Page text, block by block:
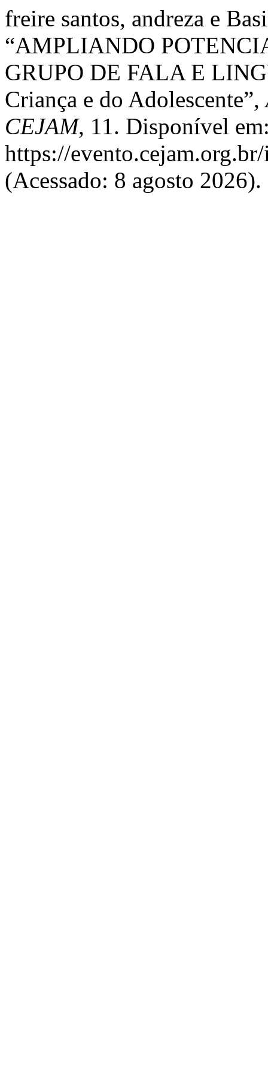
freire santos, andreza e
“AMPLIANDO
GRUPO DE FALA E
Criança e do Adolescente”,
CEJAM, 11. Disponível
https://
(Acessado: 8 agosto 2026).